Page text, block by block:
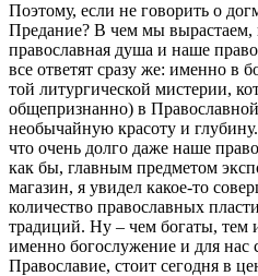
Поэтому, если не говорить о
Предание? В чем мы вырастаем,
православная душа и наше
все ответят сразу же: именно в
той литургической мистерии,
общепризнанно) в
необычайную красоту и
что очень долго даже наше
как бы, главным предметом
магазин, я увидел какое-то
количество православных
традиций. Ну – чем богаты, тем
именно богослужение и для
Православие, стоит сегодня в